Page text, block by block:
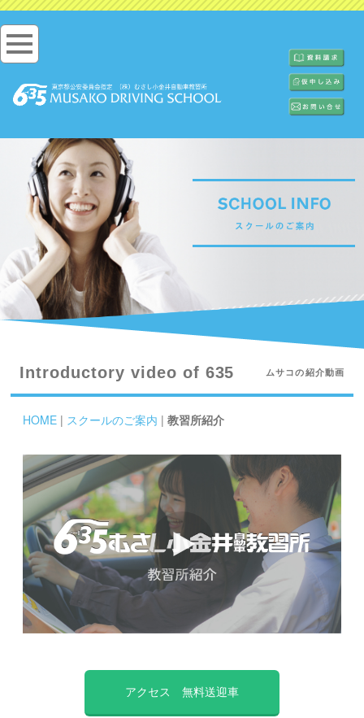
Introductory video of 635 ムサコの紹介動画
HOME | スクールのご案内 |教習所紹介
アクセス 無料送迎車